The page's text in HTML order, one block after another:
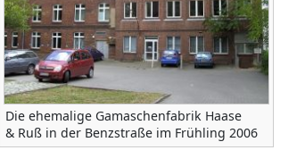
Die ehemalige Gamaschenfabrik Haase
& Ruß in der Benzstraße im Frühling 2006